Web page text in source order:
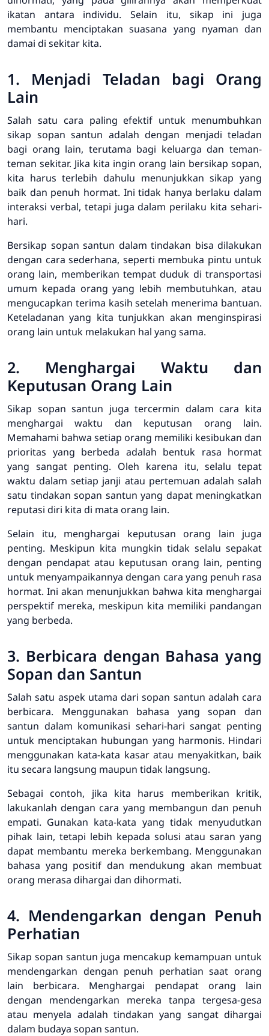
ikatan antara individu. Selain itu, sikap ini juga
membantu menciptakan suasana yang nyaman dan
damai di sekitar kita.
1. Menjadi Teladan bagi Orang
Lain
Salah satu cara paling efektif untuk menumbuhkan
sikap sopan santun adalah dengan menjadi teladan
bagi orang lain, terutama bagi keluarga dan teman-
teman sekitar. Jika kita ingin orang lain bersikap sopan,
kita harus terlebih dahulu menunjukkan sikap yang
baik dan penuh hormat. Ini tidak hanya berlaku dalam
interaksi verbal, tetapi juga dalam perilaku kita sehari-
hari.
Bersikap sopan santun dalam tindakan bisa dilakukan
dengan cara sederhana, seperti membuka pintu untuk
orang lain, memberikan tempat duduk di transportasi
umum kepada orang yang lebih membutuhkan, atau
mengucapkan terima kasih setelah menerima bantuan.
Keteladanan yang kita tunjukkan akan menginspirasi
orang lain untuk melakukan hal yang sama.
2. Menghargai Waktu dan
Keputusan Orang Lain
Sikap sopan santun juga tercermin dalam cara kita
menghargai waktu dan keputusan orang lain.
Memahami bahwa setiap orang memiliki kesibukan dan
prioritas yang berbeda adalah bentuk rasa hormat
yang sangat penting. Oleh karena itu, selalu tepat
waktu dalam setiap janji atau pertemuan adalah salah
satu tindakan sopan santun yang dapat meningkatkan
reputasi diri kita di mata orang lain.
Selain itu, menghargai keputusan orang lain juga
penting. Meskipun kita mungkin tidak selalu sepakat
dengan pendapat atau keputusan orang lain, penting
untuk menyampaikannya dengan cara yang penuh rasa
hormat. Ini akan menunjukkan bahwa kita menghargai
perspektif mereka, meskipun kita memiliki pandangan
yang berbeda.
3. Berbicara dengan Bahasa yang
Sopan dan Santun
Salah satu aspek utama dari sopan santun adalah cara
berbicara. Menggunakan bahasa yang sopan dan
santun dalam komunikasi sehari-hari sangat penting
untuk menciptakan hubungan yang harmonis. Hindari
menggunakan kata-kata kasar atau menyakitkan, baik
itu secara langsung maupun tidak langsung.
Sebagai contoh, jika kita harus memberikan kritik,
lakukanlah dengan cara yang membangun dan penuh
empati. Gunakan kata-kata yang tidak menyudutkan
pihak lain, tetapi lebih kepada solusi atau saran yang
dapat membantu mereka berkembang. Menggunakan
bahasa yang positif dan mendukung akan membuat
orang merasa dihargai dan dihormati.
4. Mendengarkan dengan Penuh
Perhatian
Sikap sopan santun juga mencakup kemampuan untuk
mendengarkan dengan penuh perhatian saat orang
lain berbicara. Menghargai pendapat orang lain
dengan mendengarkan mereka tanpa tergesa-gesa
atau menyela adalah tindakan yang sangat dihargai
dalam budaya sopan santun.